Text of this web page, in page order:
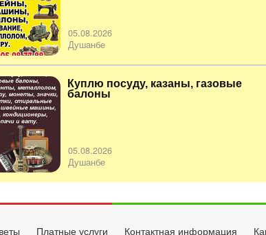
05.08.2026
Душанбе
Куплю посуду, казаны, газовые
балоны
05.08.2026
Душанбе
Платные услуги Контактная информация